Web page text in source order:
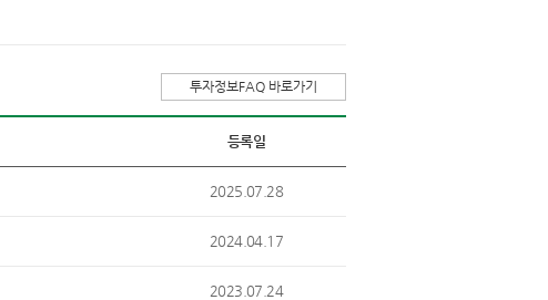
투자정보FAQ 바로가기
등록일
2025.07.28
2024.04.17
2023.07.24